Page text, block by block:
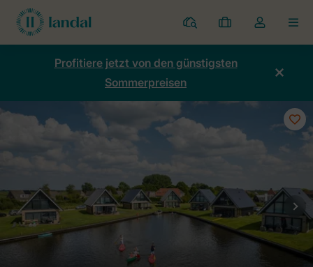
Ferienparks
Meine
Buchungen
Dropdown-
Menü
Kontos
Profitiere jetzt von den günstigsten
Sommerpreisen